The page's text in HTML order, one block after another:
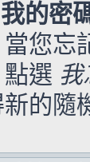
的密
您忘
選 我
的隨